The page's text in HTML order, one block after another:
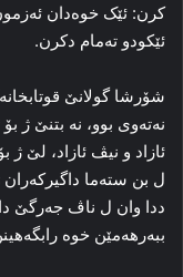
کرن: ئێک خوەدان
ئێکودو تەمام دکرن.
شۆرشا گولانێ
نەتەوی بوو، نە بتنێ ژ
ئازاد و نیڤ ئازاد، لێ ژ
ل بن ستەما
ددا وان ل ناڤ جەرگێ
ببەرهەمێن خوە